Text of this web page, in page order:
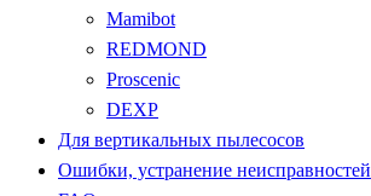
Mamibot
REDMOND
Proscenic
DEXP
Для вертикальных пылесосов
Ошибки, устранение неисправностей